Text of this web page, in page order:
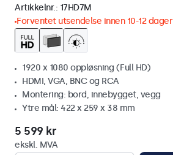
Artikkelnr.: 17HD7M
Forventet utsendelse innen 10-12 dager
1920 x 1080 oppløsning (Full HD)
HDMI, VGA, BNC og RCA
Montering: bord, innebygget, vegg
Ytre mål: 422 x 259 x 38 mm
5 599 kr
ekskl. MVA